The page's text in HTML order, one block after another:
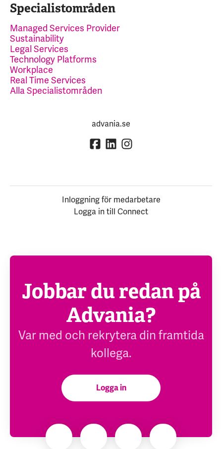
Specialistområden
Managed Services Provider
Sustainability
Legal Services
Technology Platforms
Workplace
Real Time Services
Alla Specialistområden
advania.se
Inloggning för medarbetare
Logga in till Connect
Jobbar du redan på
Advania?
Var med och rekrytera din framtida
kollega.
Logga in